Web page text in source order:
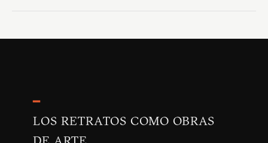
━
LOS RETRATOS COMO OBRAS